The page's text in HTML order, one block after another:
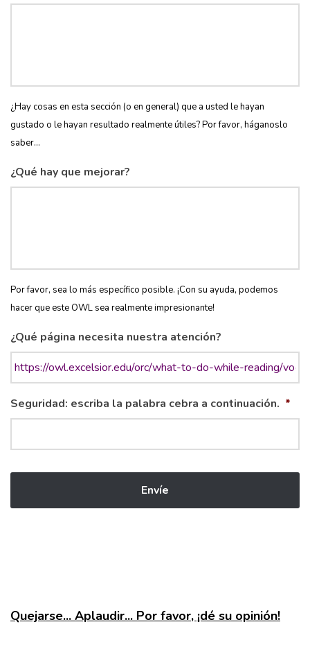
¿Hay cosas en esta sección (o en general) que a usted le hayan
gustado o le hayan resultado realmente útiles? Por favor, háganoslo
saber...
¿Qué hay que mejorar?
Por favor, sea lo más específico posible. ¡Con su ayuda, podemos
hacer que este OWL sea realmente impresionante!
¿Qué página necesita nuestra atención?
Seguridad: escriba la palabra cebra a continuación. *
Quejarse... Aplaudir... Por favor, ¡dé su opinión!